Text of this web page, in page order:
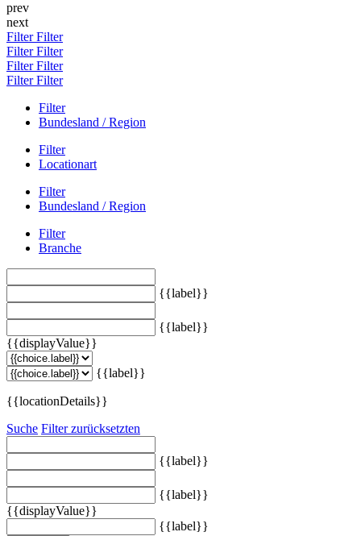
prev
next
FilterFilter
FilterFilter
FilterFilter
FilterFilter
Filter
Bundesland / Region
Filter
Locationart
Filter
Bundesland / Region
Filter
Branche
{{label}}
{{label}}
{{displayValue}}
{{label}}
{{locationDetails}}
Suche Filter zurücksetzten
{{label}}
{{label}}
{{displayValue}}
{{label}}